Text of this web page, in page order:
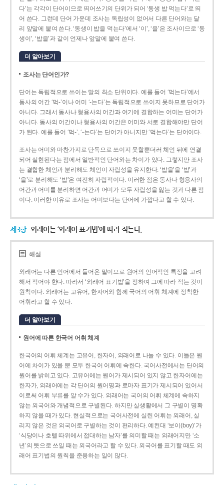
다’는 각각이 단어이므로 띄어쓰기의 단위가 되어 ‘동생 밥 먹는다’로 띄
어 쓴다. 그런데 단어 가운데 조사는 독립성이 없어서 다른 단어와는 달
리 앞말에 붙여 쓴다. ‘동생이 밥을 먹는다’에서 ‘이’, ‘을’은 조사이므로 ‘동
생이’, ‘밥을’과 같이 언제나 앞말에 붙여 쓴다.
더 알아보기
조사는 단어인가?
단어는 독립적으로 쓰이는 말의 최소 단위이다. 예를 들어 ‘먹는다’에서
동사의 어간 ‘먹-­’이나 어미 ‘­-는다’는 독립적으로 쓰이지 못하므로 단어가
아니다. 그래서 동사나 형용사의 어간과 여기에 결합하는 어미는 단어가
아니다. 동사의 어간이나 형용사의 어간은 어미와 서로 결합해야만 단어
가 된다. 예를 들어 ‘먹-’, ‘-는다’는 단어가 아니지만 ‘먹는다’는 단어이다.
조사는 어미와 마찬가지로 단독으로 쓰이지 못할뿐더러 체언 뒤에 연결
되어 실현된다는 점에서 일반적인 단어와는 차이가 있다. 그렇지만 조사
는 결합한 체언과 분리해도 체언이 자립성을 유지한다. ‘밥을’을 ‘밥’과
‘을’로 분리해도 ‘밥’은 여전히 자립적이다. 이러한 점은 동사나 형용사의
어간과 어미를 분리하면 어간과 어미가 모두 자립성을 잃는 것과 다른 점
이다. 이러한 이유로 조사는 어미보다는 단어에 가깝다고 할 수 있다.
제3항 외래어는 ‘외래어 표기법’에 따라 적는다.
해설
외래어는 다른 언어에서 들어온 말이므로 원어의 언어적인 특징을 고려
해서 적어야 한다. 따라서 ‘외래어 표기법’을 정하여 그에 따라 적는 것이
원칙이다. 외래어는 고유어, 한자어와 함께 국어의 어휘 체계에 정착한
어휘라고 할 수 있다.
더 알아보기
원어에 따른 한국어 어휘 체계
한국어의 어휘 체계는 고유어, 한자어, 외래어로 나눌 수 있다. 이들은 원
어에 차이가 있을 뿐 모두 한국어 어휘에 속한다. 국어사전에서는 단어의
원어를 밝히고 있다. 고유어에는 원어가 제시되어 있지 않고 한자어에는
한자가, 외래어에는 각 단어의 원어명과 로마자 표기가 제시되어 있어서
이로써 어휘 부류를 알 수가 있다. 외래어는 국어의 어휘 체계에 속하지
않는 외국어와 개념적으로 구별된다. 하지만 실생활에서 그 구별이 명확
하지 않을 때가 있다. 현실적으로는 국어사전에 실린 어휘는 외래어, 실
리지 않은 것은 외국어로 구별하는 것이 편리하다. 예컨대 ‘보이(boy)’가
‘식당이나 호텔 따위에서 접대하는 남자’를 의미할 때는 외래어지만 ‘소
년’의 뜻으로 쓰일 때는 외국어라고 할 수 있다. 외국어를 표기할 때도 외
래어 표기법의 원칙을 준용하는 일이 많다.